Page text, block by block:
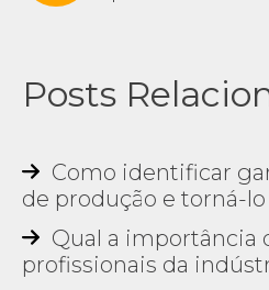
Posts
Como identificar
de produção e torná-
Qual a importância
profissionais da